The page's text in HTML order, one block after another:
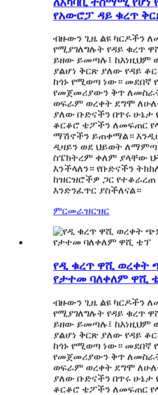
የአውሮፓ ዳይ ቁረጥ
ብዙውን ጊዜ ልዩ ካርዶችን
የሚያገለግሉት የዳይ ቁረጥ
ይዘው ይመጣሉ፤ ከእነዚህም
ያልሆነ ቅርጽ ያለው የዳይ
ከጎኑ የሚወጣ ነው። መደበኛ
የመጀመሪያውን ቅጥ
ወፍራም ወረቀት ደግሞ
ያለው ቡድናችን በጥሩ ሁኔታ
ቆርቆሮ ቴፖችን ለመፍጠር
ማሽኖችን ይጠቀማል።
ዲዛይን ወደ ህይወት
ስፔክትረም ቀለም ያላቸው
እንችላለን። የቡድናችን
ከዝርዝሮችዎ ጋር የተቆራረጠ
እንድንፈጥር ያስችለናል።
ምርመራዝርዝር
የዲ ቁረጥ ዋሺ
የታተመ ባለቀለም ዋሺ
ብዙውን ጊዜ ልዩ ካርዶችን
የሚያገለግሉት የዳይ ቁረጥ
ይዘው ይመጣሉ፤ ከእነዚህም
ያልሆነ ቅርጽ ያለው የዳይ
ከጎኑ የሚወጣ ነው። መደበኛ
የመጀመሪያውን ቅጥ
ወፍራም ወረቀት ደግሞ
ያለው ቡድናችን በጥሩ ሁኔታ
ቆርቆሮ ቴፖችን ለመፍጠር